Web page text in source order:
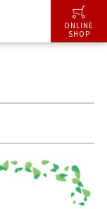
ONLINE
SHOP